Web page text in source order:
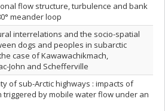
flow structure, turbulence and bank
meander loop
interrelations and the socio-spatial
dogs and peoples in subarctic
case of Kawawachikmach,
John and Schefferville
of sub-Arctic highways : impacts of
triggered by mobile water flow under an